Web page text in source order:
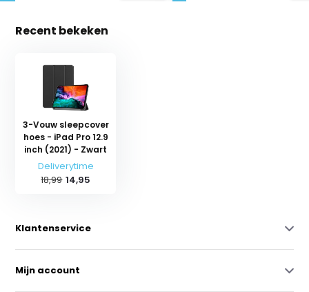
Recent bekeken
3-Vouw sleepcover
hoes - iPad Pro 12.9
inch (2021) - Zwart
Deliverytime
18,99 14,95
Klantenservice
Mijn account